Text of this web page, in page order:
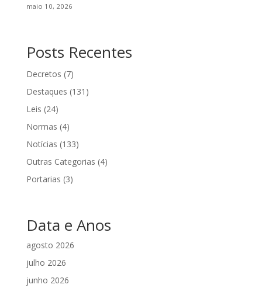
maio 10, 2026
Posts Recentes
Decretos (7)
Destaques (131)
Leis (24)
Normas (4)
Notícias (133)
Outras Categorias (4)
Portarias (3)
Data e Anos
agosto 2026
julho 2026
junho 2026